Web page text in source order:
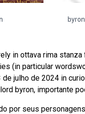
in ottava rima stanza
(in particular
julho de 2024 in
byron, importante
por seus